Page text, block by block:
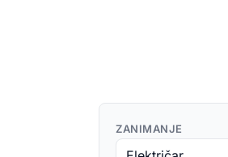
Poslovi u Srbiji
Poslovi u Inostranstvu
ZANIMANJE